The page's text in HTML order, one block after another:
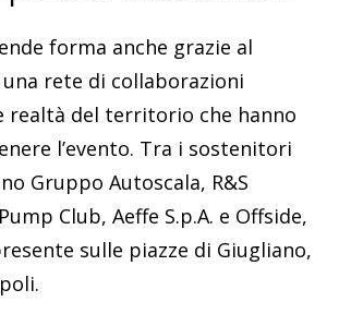
forma anche grazie al
rete di collaborazioni
realtà del territorio che hanno
l’evento. Tra i sostenitori
Gruppo Autoscala, R&S
Club, Aeffe S.p.A. e Offside,
sulle piazze di Giugliano,